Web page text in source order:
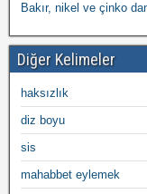
Bakır, nikel ve çinko
Diğer Kelimeler
haksızlık
diz boyu
sis
mahabbet eylemek